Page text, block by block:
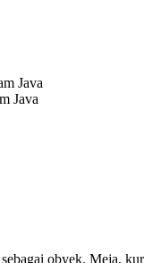
Java
obyek. Meja,